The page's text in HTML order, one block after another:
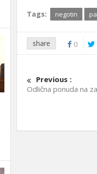
Tags: negotin
share 0
Previous :
Odlična ponuda na